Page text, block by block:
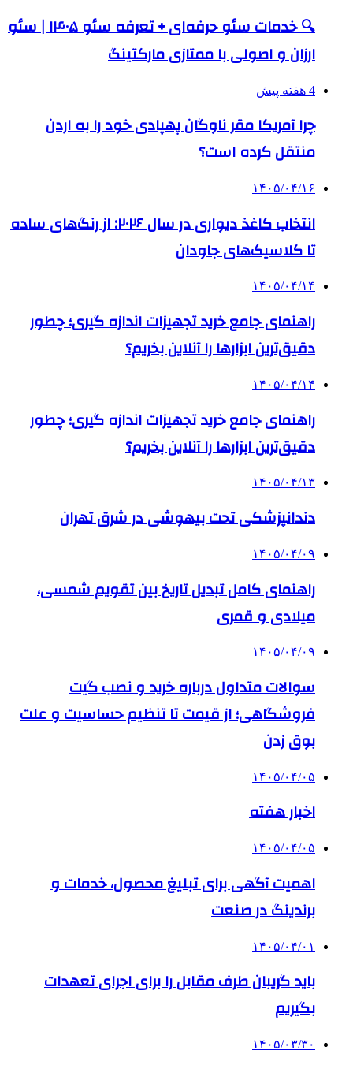
🔍 خدمات سئو حرفه‌ای + تعرفه سئو ۱۴۰۵ | سئو
ارزان و اصولی با ممتازی مارکتینگ
4 هفته پیش
چرا آمریکا مقر ناوگان پهپادی خود را به اردن
منتقل کرده است؟
۱۴۰۵/۰۴/۱۶
انتخاب کاغذ دیواری در سال ۲۰۲۶: از رنگ‌های ساده
تا کلاسیک‌های جاودان
۱۴۰۵/۰۴/۱۴
راهنمای جامع خرید تجهیزات اندازه گیری؛ چطور
دقیق‌ترین ابزارها را آنلاین بخریم؟
۱۴۰۵/۰۴/۱۴
راهنمای جامع خرید تجهیزات اندازه گیری؛ چطور
دقیق‌ترین ابزارها را آنلاین بخریم؟
۱۴۰۵/۰۴/۱۳
دندانپزشکی تحت بیهوشی در شرق تهران
۱۴۰۵/۰۴/۰۹
راهنمای کامل تبدیل تاریخ بین تقویم شمسی،
میلادی و قمری
۱۴۰۵/۰۴/۰۹
سوالات متداول درباره خرید و نصب گیت
فروشگاهی؛ از قیمت تا تنظیم حساسیت و علت
بوق زدن
۱۴۰۵/۰۴/۰۵
اخبار هفته
۱۴۰۵/۰۴/۰۵
اهمیت آگهی برای تبلیغ محصول، خدمات و
برندینگ در صنعت
۱۴۰۵/۰۴/۰۱
باید گریبان طرف مقابل را برای اجرای تعهدات
بگیریم
۱۴۰۵/۰۳/۳۰